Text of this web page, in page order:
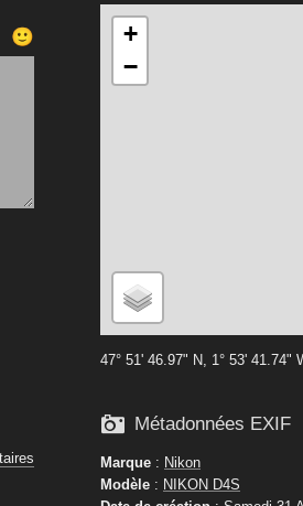
+
−
47° 51' 46.97" N, 1° 53' 41.74"
 Métadonnées EXIF
Marque : Nikon
Modèle : NIKON D4S
🙂